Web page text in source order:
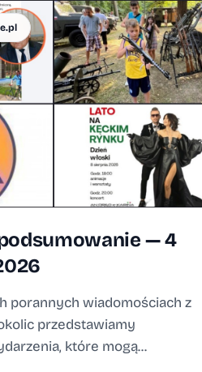
— 4
porannych wiadomościach z
przedstawiamy
które mogą...